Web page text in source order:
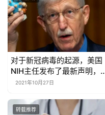
转载推荐
展望
2021年5月20日